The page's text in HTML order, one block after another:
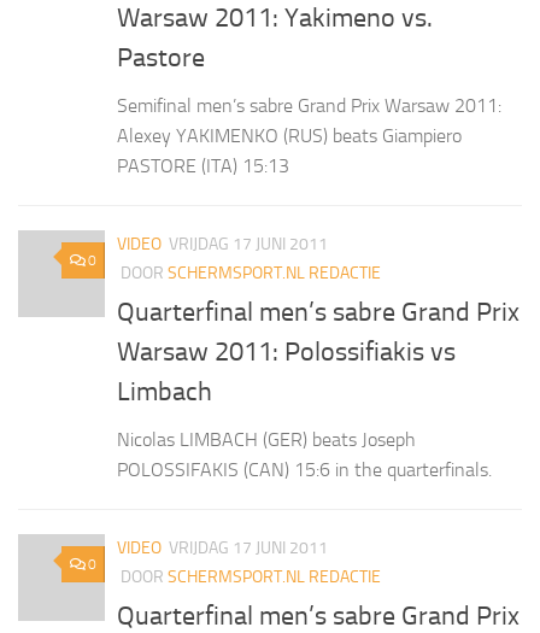
Warsaw 2011: Yakimeno vs.
Pastore
Semifinal men’s sabre Grand Prix Warsaw 2011:
Alexey YAKIMENKO (RUS) beats Giampiero
PASTORE (ITA) 15:13
0
VIDEO VRIJDAG 17 JUNI 2011
DOOR SCHERMSPORT.NL REDACTIE
Quarterfinal men’s sabre Grand Prix
Warsaw 2011: Polossifiakis vs
Limbach
Nicolas LIMBACH (GER) beats Joseph
POLOSSIFAKIS (CAN) 15:6 in the quarterfinals.
0
VIDEO VRIJDAG 17 JUNI 2011
DOOR SCHERMSPORT.NL REDACTIE
Quarterfinal men’s sabre Grand Prix